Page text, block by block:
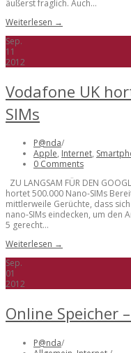
äußerst fraglich. Auch...
Weiterlesen →
Sep.
11
2012
Vodafone UK
SIMs
P@nda/
Apple, Internet,
0 Comments
ZU LANGSAM FÜR DEN
hortet 500.000 Nano-SIMs
mittlerweile Gerüchte, dass
nano-SIMs eindecken, um den
5 gerecht...
Weiterlesen →
Sep.
01
2012
Online Speicher
P@nda/